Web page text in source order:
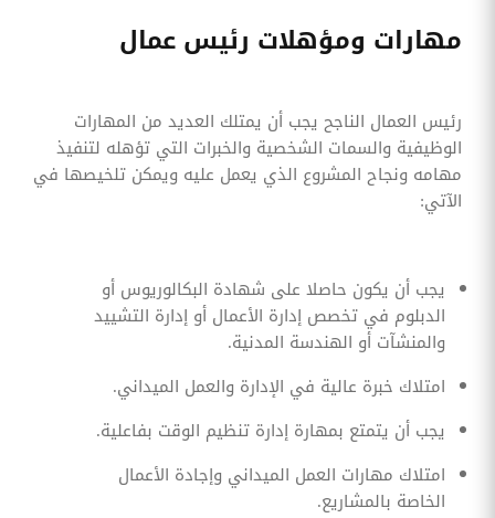
مهارات ومؤهلات رئيس عمال
رئيس العمال الناجح يجب أن يمتلك العديد من المهارات
الوظيفية والسمات الشخصية والخبرات التي تؤهله لتنفيذ
مهامه ونجاح المشروع الذي يعمل عليه ويمكن تلخيصها في
الآتي:
يجب أن يكون حاصلا على شهادة البكالوريوس أو
الدبلوم في تخصص إدارة الأعمال أو إدارة التشييد
والمنشآت أو الهندسة المدنية.
امتلاك خبرة عالية في الإدارة والعمل الميداني.
يجب أن يتمتع بمهارة إدارة تنظيم الوقت بفاعلية.
امتلاك مهارات العمل الميداني وإجادة الأعمال
الخاصة بالمشاريع.